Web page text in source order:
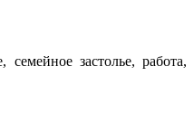
застолье, работа,